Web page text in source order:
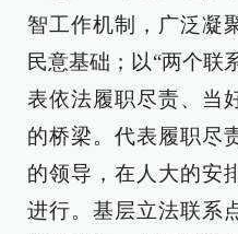
智工作机制，广泛凝
民意基础；以“两个联
表依法履职尽责、当
的桥梁。代表履职尽
的领导，在人大的安
进行。基层立法联系